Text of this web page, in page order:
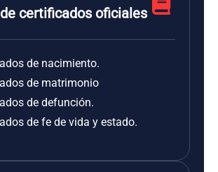
certificados oficiales
de nacimiento.
de matrimonio
de defunción.
de fe de vida y estado.